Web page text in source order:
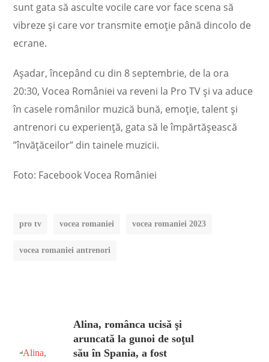
sunt gata să asculte vocile care vor face scena să
vibreze și care vor transmite emoție până dincolo de
ecrane.
Așadar, începând cu din 8 septembrie, de la ora
20:30, Vocea României va reveni la Pro TV și va aduce
în casele românilor muzică bună, emoție, talent și
antrenori cu experiență, gata să le împărtășească
”învățăceilor” din tainele muzicii.
Foto: Facebook Vocea României
pro tv vocea romaniei vocea romaniei 2023
vocea romaniei antrenori
Alina, românca ucisă şi
aruncată la gunoi de soţul
său în Spania, a fost